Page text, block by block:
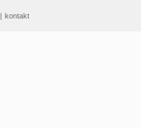
| kontakt